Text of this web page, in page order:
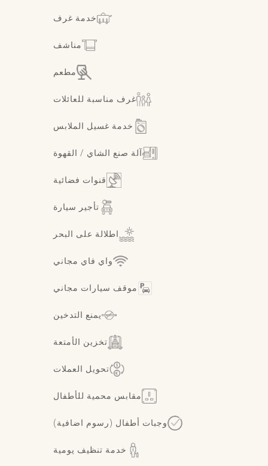
خدمة غرف
مناشف
مطعم
غرف مناسبة للعائلات
خدمة غسيل الملابس
آلة صنع الشاي / القهوة
قنوات فضائية
تأجير سيارة
اطلالة على البحر
واي فاي مجاني
موقف سيارات مجاني
يمنع التدخين
تخزين الأمتعة
تحويل العملات
مقابس محمية للأطفال
وجبات أطفال (رسوم اضافية)
خدمة تنظيف يومية